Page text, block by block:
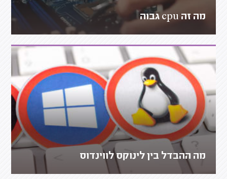
מה זה cpu גבוה
מה ההבדל בין לינוקס לווינדוס